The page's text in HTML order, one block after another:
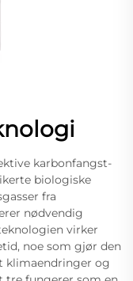
karbonfangst-
biologiske
fra
nødvendig
virker
noe som gjør den
klimaendringer og